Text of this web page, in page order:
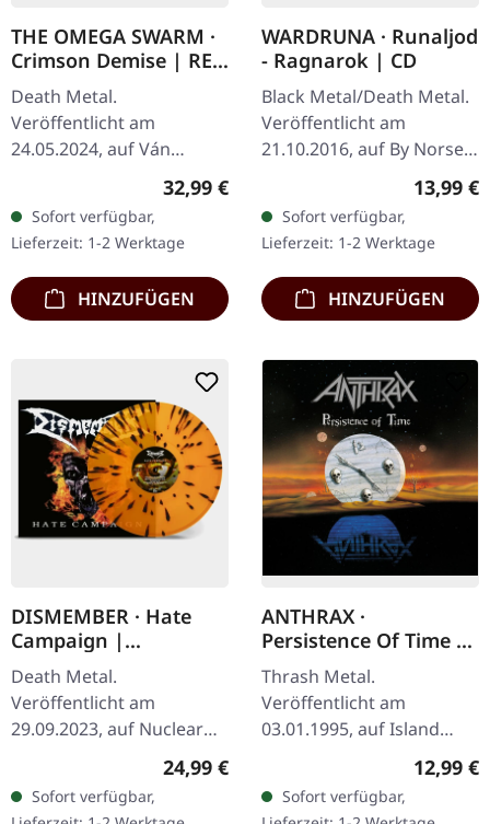
THE OMEGA SWARM ·
Crimson Demise | RED
SMOKE LP
Death Metal.
Veröffentlicht am
24.05.2024, auf Ván
Records. Rot schwarz
marmoriertes Vinyl mit
A2-Poster und Booklet.
The Omega Swarm
entfesselt mit…
Regulärer Preis:
32,99 €
Sofort verfügbar,
Lieferzeit: 1-2 Werktage
HINZUFÜGEN
WARDRUNA · Runaljod
- Ragnarok | CD
Black Metal/Death Metal.
Veröffentlicht am
21.10.2016, auf By Norse
Music. CD im Jewelcase.
Wardruna kehrt mit
ihrem eindrucksvollen
dritten Teil der…
13,99 €
Sofort verfügbar,
Lieferzeit: 1-2 Werktage
HINZUFÜGEN
DISMEMBER · Hate
Campaign |
TRANSPARENT
ORANGE/BLACK
SPLATTER LP
Death Metal.
Veröffentlicht am
29.09.2023, auf Nuclear
Blast Records. Oranges
transparentes Vinyl mit
schwarzen Splattern im
Regulärer Preis:
24,99 €
Sofort verfügbar,
ANTHRAX ·
Persistence Of Time |
CD
Thrash Metal.
Veröffentlicht am
03.01.1995, auf Island
Records. CD im Jewelcase.
"Persistence Of Time"
12,99 €
Sofort verfügbar,